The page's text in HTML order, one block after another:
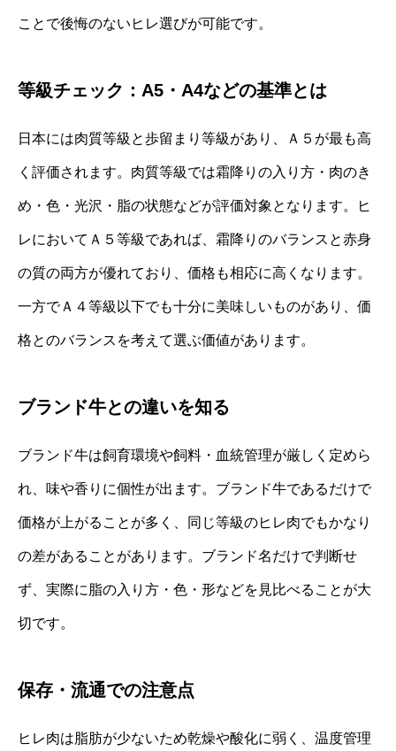
ことで後悔のないヒレ選びが可能です。
等級チェック：A5・A4などの基準とは
日本には肉質等級と歩留まり等級があり、Ａ５が最も高
く評価されます。肉質等級では霜降りの入り方・肉のき
め・色・光沢・脂の状態などが評価対象となります。ヒ
レにおいてＡ５等級であれば、霜降りのバランスと赤身
の質の両方が優れており、価格も相応に高くなります。
一方でＡ４等級以下でも十分に美味しいものがあり、価
格とのバランスを考えて選ぶ価値があります。
ブランド牛との違いを知る
ブランド牛は飼育環境や飼料・血統管理が厳しく定めら
れ、味や香りに個性が出ます。ブランド牛であるだけで
価格が上がることが多く、同じ等級のヒレ肉でもかなり
の差があることがあります。ブランド名だけで判断せ
ず、実際に脂の入り方・色・形などを見比べることが大
切です。
保存・流通での注意点
ヒレ肉は脂肪が少ないため乾燥や酸化に弱く、温度管理